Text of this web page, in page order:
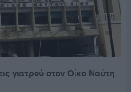
γιατρού στον Οίκο Ναύτη